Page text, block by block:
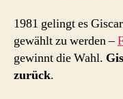
1981 gelingt es
gewählt zu werden –
gewinnt die Wahl.
zurück.